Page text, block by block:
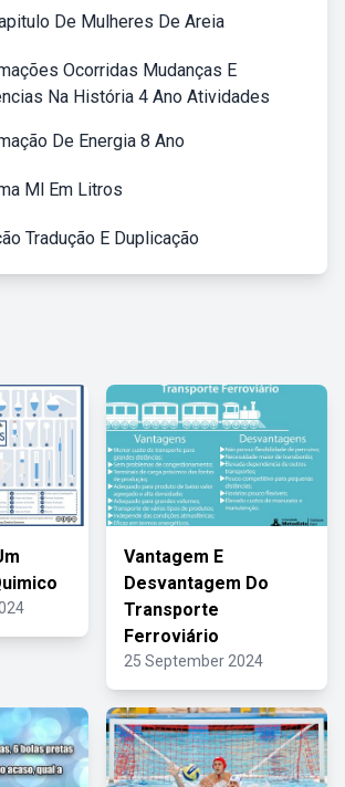
De Mulheres De Areia
Ocorridas Mudanças E
Na História 4 Ano Atividades
De Energia 8 Ano
Ml Em Litros
Tradução E Duplicação
Vantagem E
Desvantagem Do
Transporte
Ferroviário
25 September 2024